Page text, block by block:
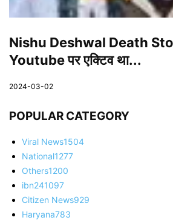
Nishu Deshwal Death
Youtube पर एक्टिव था...
2024-03-02
POPULAR CATEGORY
Viral News1504
National1277
Others1200
ibn241097
Citizen News929
Haryana783